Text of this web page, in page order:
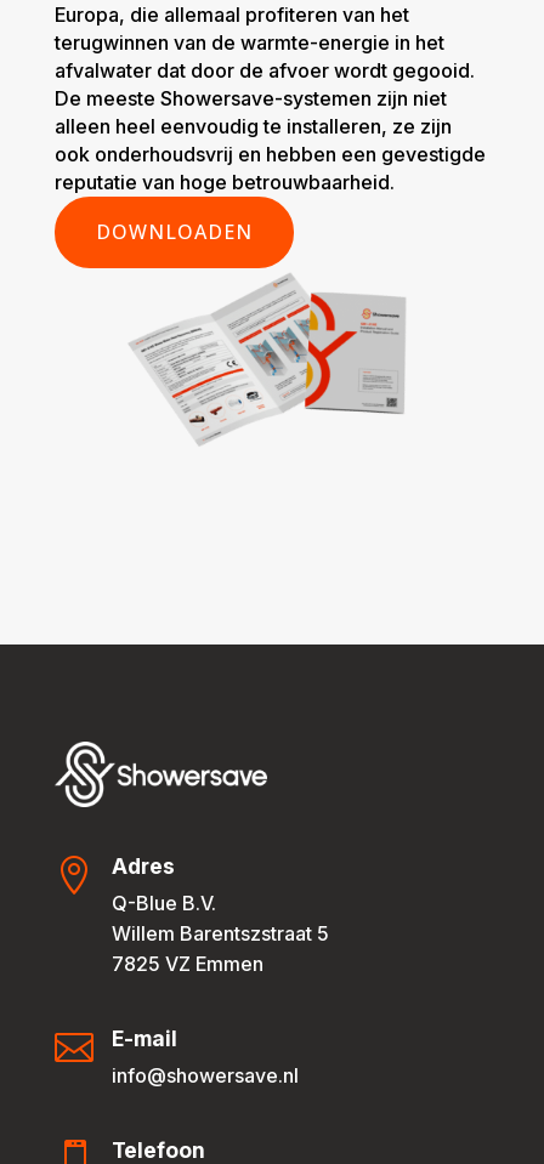
Europa, die allemaal profiteren van het
terugwinnen van de warmte-energie in het
afvalwater dat door de afvoer wordt gegooid.
De meeste Showersave-systemen zijn niet
alleen heel eenvoudig te installeren, ze zijn
ook onderhoudsvrij en hebben een gevestigde
reputatie van hoge betrouwbaarheid.
DOWNLOADEN
 Adres
Q-Blue B.V.
Willem Barentszstraat 5
7825 VZ Emmen
 E-mail
info@showersave.nl
Telefoon